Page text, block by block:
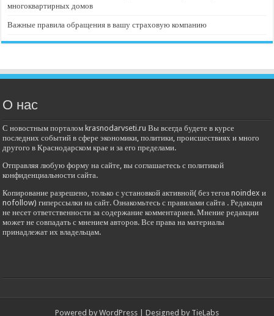
многоквартирных домов
Важные правила обращения в вашу страховую компанию
О нас
С новостным порталом krasnodarvseti.ru Вы всегда будете в курсе
последних событий в сфере экономики, политики, происшествиях и много
другого в Краснодарском крае и за его пределами.
Отправляя любую форму на сайте, вы соглашаетесь с политикой
конфиденциальности сайта.
Копирование разрешено, только с установкой активной( без тегов noindex и
nofollow) гиперссылки на сайт. Ознакомьтесь с правилами сайта . Редакция
не несет ответственности за содержание комментариев. Мнение редакции
может не совпадать с мнением авторов. Все права на материалы
принадлежат их владельцам.
Powered by WordPress | Designed by TieLabs